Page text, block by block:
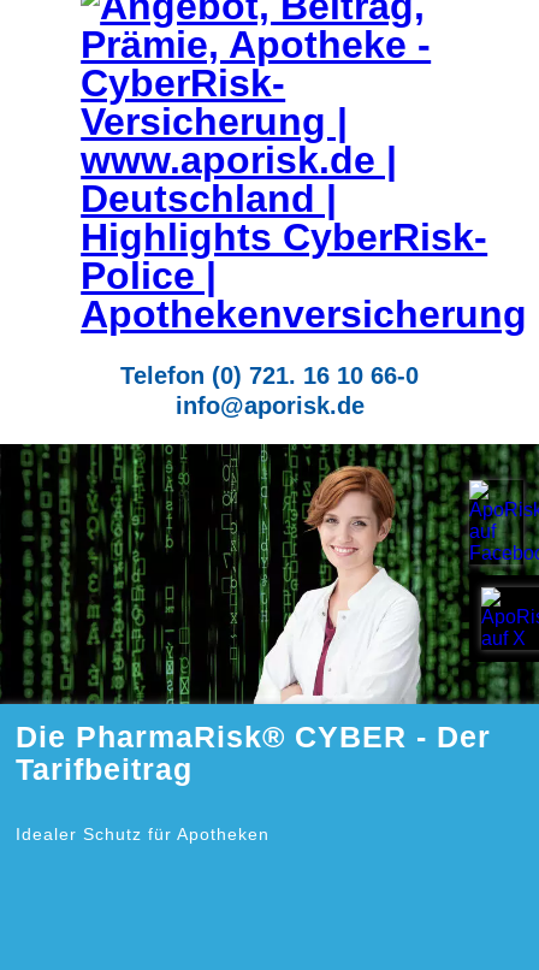
Telefon (0) 721. 16 10 66-0
info@aporisk.de
Die PharmaRisk® CYBER - Der
Tarifbeitrag
Idealer Schutz für Apotheken